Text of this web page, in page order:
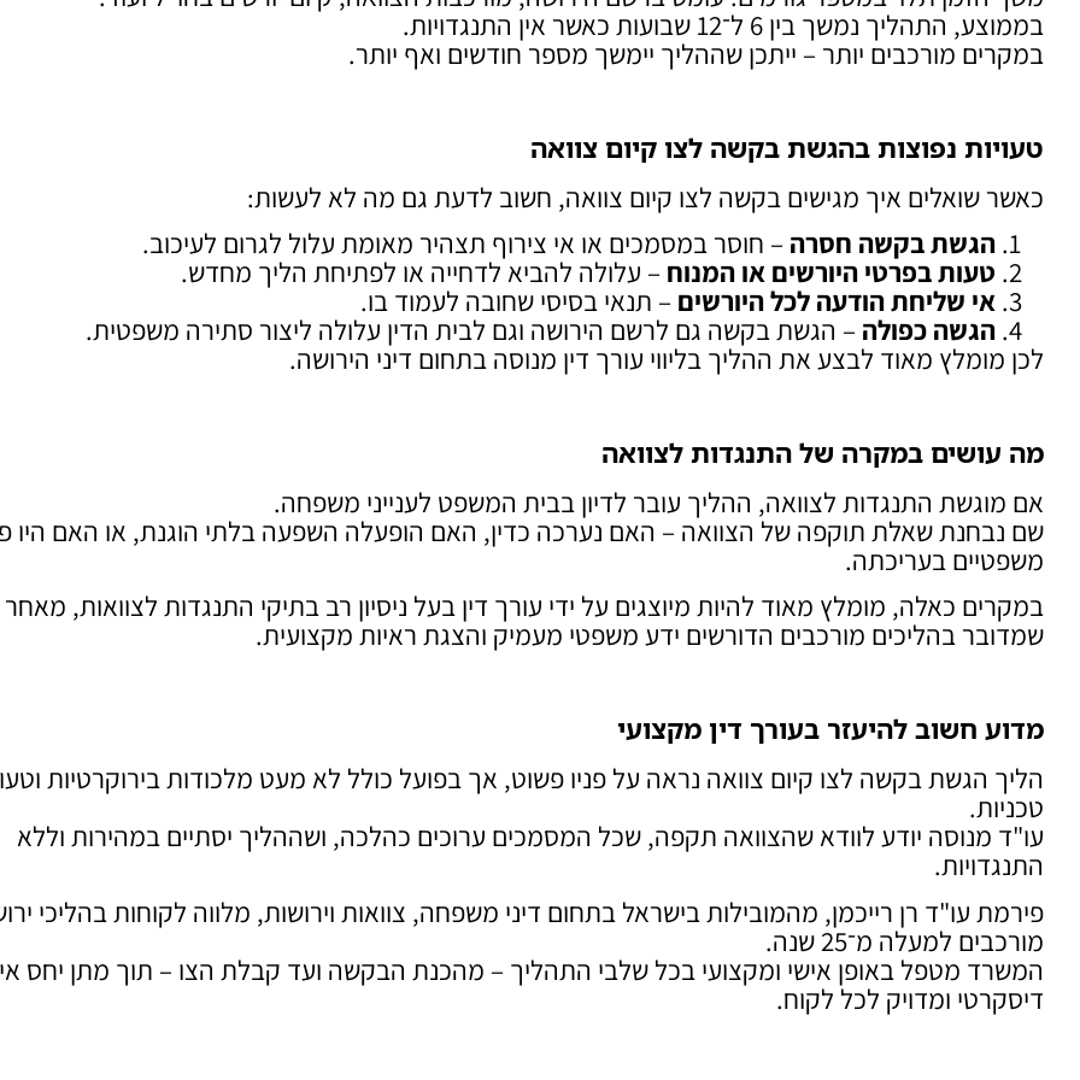
בממוצע, התהליך נמשך בין 6 ל־12 שבועות כאשר אין התנגדויות.
במקרים מורכבים יותר – ייתכן שההליך יימשך מספר חודשים ואף יותר.
טעויות נפוצות בהגשת בקשה לצו קיום צוואה
כאשר שואלים איך מגישים בקשה לצו קיום צוואה, חשוב לדעת גם מה לא לעשות:
הגשת בקשה חסרה – חוסר במסמכים או אי צירוף תצהיר מאומת עלול לגרום לעיכוב.
טעות בפרטי היורשים או המנוח – עלולה להביא לדחייה או לפתיחת הליך מחדש.
אי שליחת הודעה לכל היורשים – תנאי בסיסי שחובה לעמוד בו.
הגשה כפולה – הגשת בקשה גם לרשם הירושה וגם לבית הדין עלולה ליצור סתירה משפטית.
לכן מומלץ מאוד לבצע את ההליך בליווי עורך דין מנוסה בתחום דיני הירושה.
מה עושים במקרה של התנגדות לצוואה
אם מוגשת התנגדות לצוואה, ההליך עובר לדיון בבית המשפט לענייני משפחה.
שם נבחנת שאלת תוקפה של הצוואה – האם נערכה כדין, האם הופעלה השפעה בלתי הוגנת, או האם היו
משפטיים בעריכתה.
במקרים כאלה, מומלץ מאוד להיות מיוצגים על ידי עורך דין בעל ניסיון רב בתיקי התנגדות לצוואות, מאחר
שמדובר בהליכים מורכבים הדורשים ידע משפטי מעמיק והצגת ראיות מקצועית.
מדוע חשוב להיעזר בעורך דין מקצועי
הליך הגשת בקשה לצו קיום צוואה נראה על פניו פשוט, אך בפועל כולל לא מעט מלכודות בירוקרטיות
טכניות.
עו"ד מנוסה יודע לוודא שהצוואה תקפה, שכל המסמכים ערוכים כהלכה, ושההליך יסתיים במהירות וללא
התנגדויות.
פירמת עו"ד רן רייכמן, מהמובילות בישראל בתחום דיני משפחה, צוואות וירושות, מלווה לקוחות בהליכי
מורכבים למעלה מ־25 שנה.
המשרד מטפל באופן אישי ומקצועי בכל שלבי התהליך – מהכנת הבקשה ועד קבלת הצו – תוך מתן יחס
דיסקרטי ומדויק לכל לקוח.